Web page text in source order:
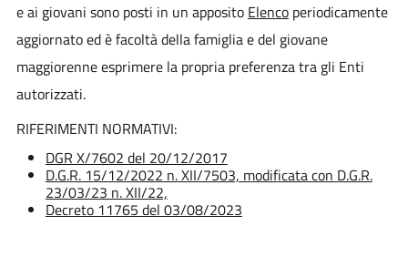
e ai giovani sono posti in un apposito Elencoperiodicamente
aggiornato ed è facoltà della famiglia e del giovane
maggiorenne esprimere la propria preferenza tra gli Enti
autorizzati.
RIFERIMENTI NORMATIVI:
DGR X/7602 del 20/12/2017
D.G.R. 15/12/2022 n. XII/7503, modificata con D.G.R.
23/03/23 n. XII/22,
Decreto 11765 del 03/08/2023